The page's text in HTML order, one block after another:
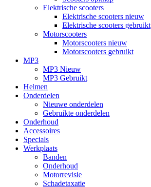
Elektrische scooters
Elektrische scooters nieuw
Elektrische scooters gebruikt
Motorscooters
Motorscooters nieuw
Motorscooters gebruikt
MP3
MP3 Nieuw
MP3 Gebruikt
Helmen
Onderdelen
Nieuwe onderdelen
Gebruikte onderdelen
Onderhoud
Accessoires
Specials
Werkplaats
Banden
Onderhoud
Motorrevisie
Schadetaxatie